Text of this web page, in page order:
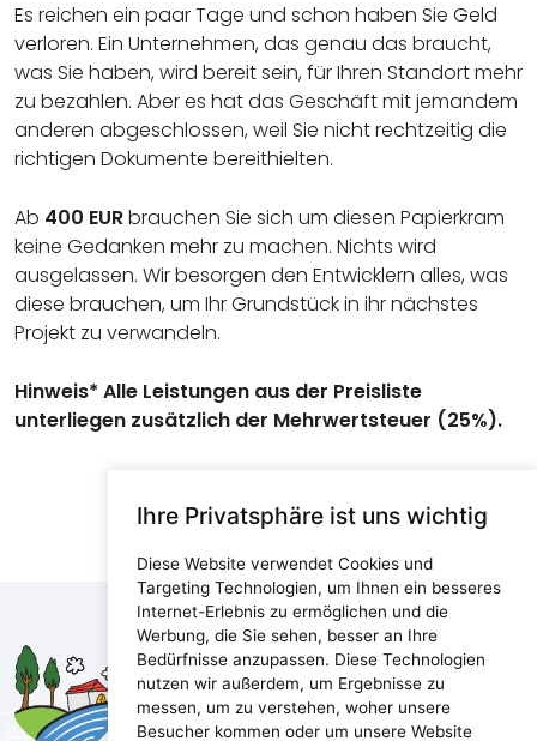
Ihre Privatsphäre ist uns wichtig
Diese Website verwendet Cookies und
Targeting Technologien, um Ihnen ein besseres
Internet-Erlebnis zu ermöglichen und die
Werbung, die Sie sehen, besser an Ihre
Bedürfnisse anzupassen. Diese Technologien
nutzen wir außerdem, um Ergebnisse zu
messen, um zu verstehen, woher unsere
Besucher kommen oder um unsere Website
Es reichen ein paar Tage und schon haben Sie Geld
verloren. Ein Unternehmen, das genau das braucht,
was Sie haben, wird bereit sein, für Ihren Standort mehr
zu bezahlen. Aber es hat das Geschäft mit jemandem
anderen abgeschlossen, weil Sie nicht rechtzeitig die
richtigen Dokumente bereithielten.
Ab 400 EURbrauchen Sie sich um diesen Papierkram
keine Gedanken mehr zu machen. Nichts wird
ausgelassen. Wir besorgen den Entwicklern alles, was
diese brauchen, um Ihr Grundstück in ihr nächstes
Projekt zu verwandeln.
Hinweis* Alle Leistungen aus der Preisliste
unterliegen zusätzlich der Mehrwertsteuer (25%).
Maris d.o.o.
Marijanijeva 11, 52100 Pula, Croatia
info@maris.hr